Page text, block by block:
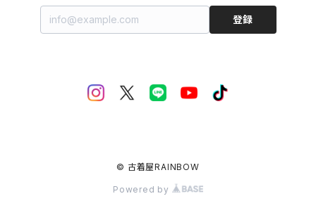
登録
© 古着屋RAINBOW
Powered by